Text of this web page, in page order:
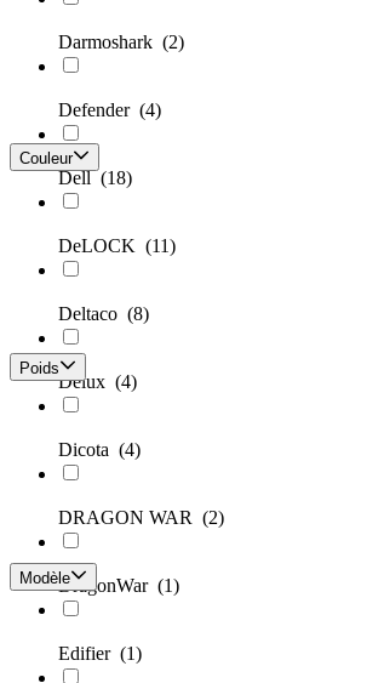
Darmoshark (2)
Defender (4)
Dell(18)
DeLOCK (11)
Deltaco (8)
Delux (4)
Dicota (4)
DRAGON WAR (2)
DragonWar (1)
Edifier (1)
Couleur
Poids
Modèle